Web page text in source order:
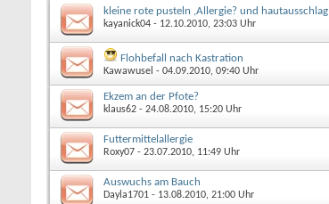
kleine rote pusteln ,Allergie? und hautausschlag
kayanick04 - 12.10.2010, 23:03 Uhr
Flohbefall nach Kastration
Kawawusel - 04.09.2010, 09:40 Uhr
Ekzem an der Pfote?
klaus62 - 24.08.2010, 15:20 Uhr
Futtermittelallergie
Roxy07 - 23.07.2010, 11:49 Uhr
Auswuchs am Bauch
Dayla1701 - 13.08.2010, 21:00 Uhr